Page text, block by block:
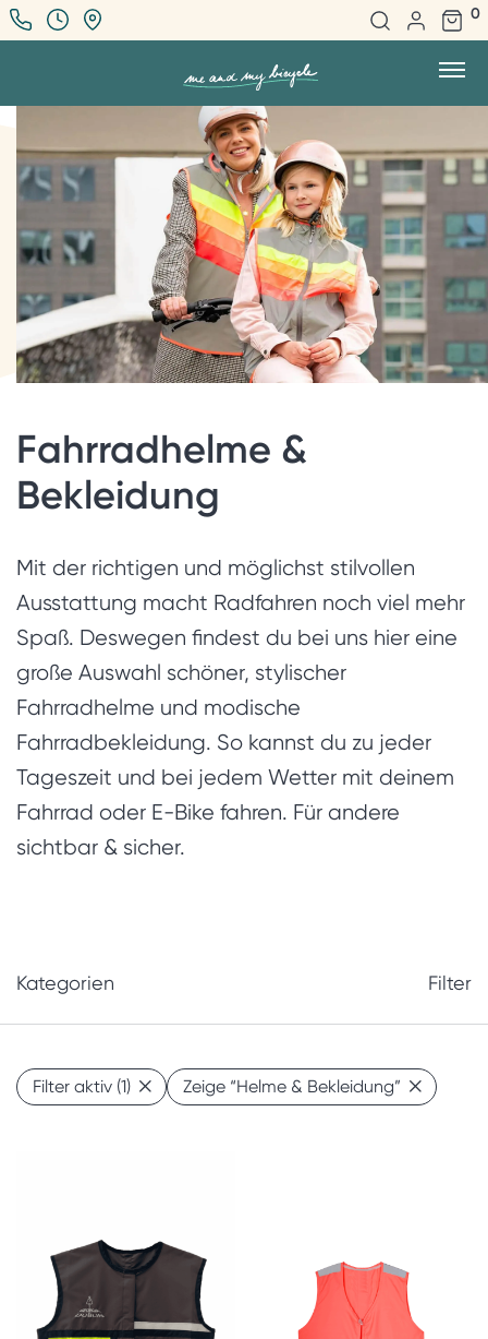
0
Fahrradhelme &
Bekleidung
Mit der richtigen und möglichst stilvollen
Ausstattung macht Radfahren noch viel mehr
Spaß. Deswegen findest du bei uns hier eine
große Auswahl schöner, stylischer
Fahrradhelme und modische
Fahrradbekleidung. So kannst du zu jeder
Tageszeit und bei jedem Wetter mit deinem
Fahrrad oder E-Bike fahren. Für andere
sichtbar & sicher.
Kategorien Filter
Filter aktiv (1) Zeige “Helme & Bekleidung”